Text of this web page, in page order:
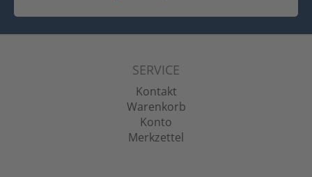
SERVICE
Kontakt
Warenkorb
Konto
Merkzettel